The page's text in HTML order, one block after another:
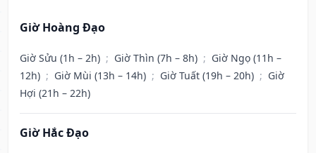
Giờ Hoàng Đạo
Giờ Sửu (1h – 2h) ; Giờ Thìn (7h – 8h) ; Giờ Ngọ (11h –
12h) ; Giờ Mùi (13h – 14h) ; Giờ Tuất (19h – 20h) ; Giờ
Hợi (21h – 22h)
Giờ Hắc Đạo